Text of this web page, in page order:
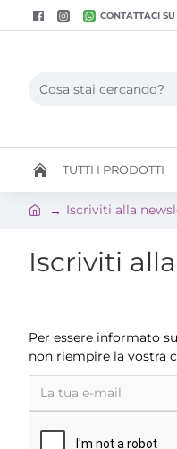
CONTATTACI
TUTTI I PRODOTTI
Iscriviti alla
Iscriviti
Per essere informato
non riempire la vostra